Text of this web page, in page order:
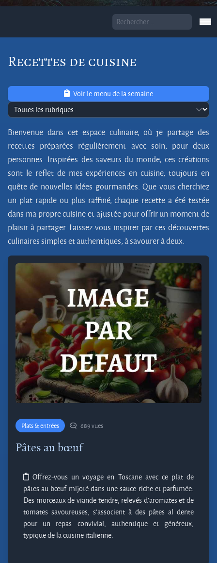
Recettes de cuisine
Voir le menu de la semaine
Bienvenue dans cet espace culinaire, où je partage des
recettes préparées régulièrement avec soin, pour deux
personnes. Inspirées des saveurs du monde, ces créations
sont le reflet de mes expériences en cuisine, toujours en
quête de nouvelles idées gourmandes. Que vous cherchiez
un plat rapide ou plus raffiné, chaque recette a été testée
dans ma propre cuisine et ajustée pour offrir un moment de
plaisir à partager. Laissez-vous inspirer par ces découvertes
culinaires simples et authentiques, à savourer à deux.
Plats & entrées 689 vues
Pâtes au bœuf
Offrez-vous un voyage en Toscane avec ce plat de
pâtes au bœuf mijoté dans une sauce riche et parfumée.
Des morceaux de viande tendre, relevés d’aromates et de
tomates savoureuses, s’associent à des pâtes al dente
pour un repas convivial, authentique et généreux,
typique de la cuisine italienne.